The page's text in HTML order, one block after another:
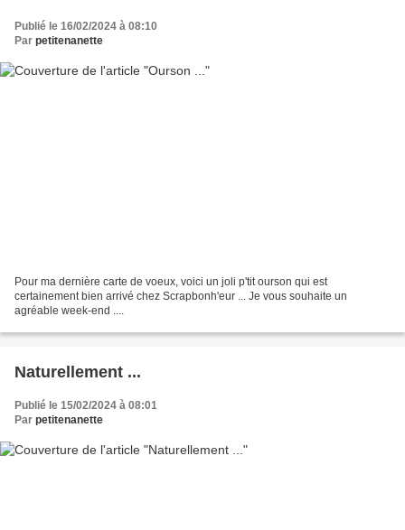
Publié le 16/02/2024 à 08:10
Par petitenanette
Pour ma dernière carte de voeux, voici un joli p'tit ourson qui est
certainement bien arrivé chez Scrapbonh'eur ... Je vous souhaite un
agréable week-end ....
Naturellement ...
Publié le 15/02/2024 à 08:01
Par petitenanette